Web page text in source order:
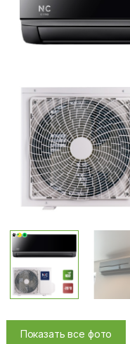
Показать все фото